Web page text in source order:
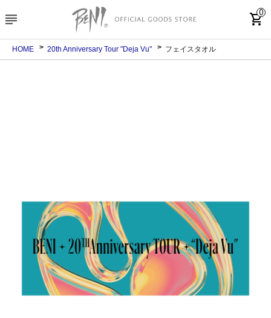
subject shopping_cart
0
HOME 20th Anniversary Tour "Deja Vu" フェイスタオル